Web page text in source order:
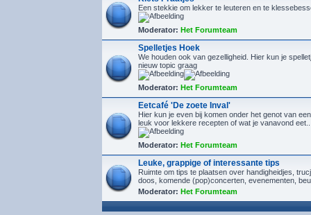
Een stekkie om lekker te leuteren en te
Moderator: Het Forumteam
Spelletjes Hoek
We houden ook van gezelligheid. Hier kun je
nieuw topic graag
Moderator: Het Forumteam
Eetcafé 'De zoete Inval'
Hier kun je even bij komen onder het genot van
leuk voor lekkere recepten of wat je vanavond
Moderator: Het Forumteam
Leuke, grappige of interessante tips
Ruimte om tips te plaatsen over handigheidjes,
doos, komende (pop)concerten, evenementen,
Moderator: Het Forumteam